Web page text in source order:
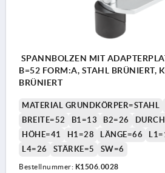
SPANNBOLZEN MIT
B=52 FORM:A, STAHL BRÜNIERT,
BRÜNIERT
MATERIAL GRUNDKÖRPER=STAHL
BREITE=52
B1=13 B2=26
HÖHE=41
H1=28 LÄNGE=66
L4=26
STÄRKE=5 SW=6
Bestellnummer: K1506.0028